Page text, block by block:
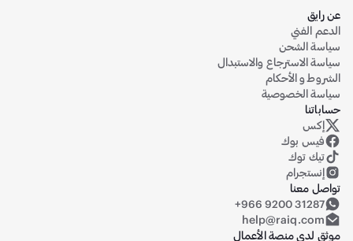
عن رايق
الدعم الفني
سياسة الشحن
سياسة الاسترجاع والاستبدال
الشروط و الأحكام
سياسة الخصوصية
حساباتنا
حساب رايق على منصة إكس (تويتر سابقاً)
إكس
فيس بوك
تيك توك
إنستجرام
تواصل معنا
+966 9200 31287
help@raiq.com
موثق لدى منصة الأعمال